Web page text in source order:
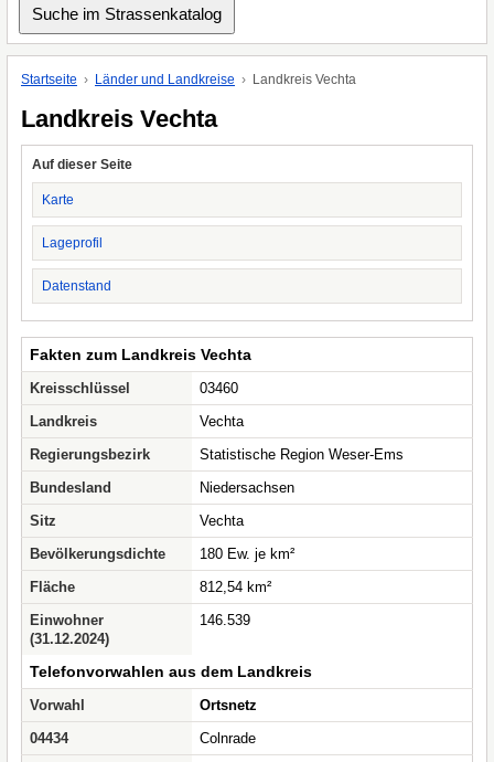
Startseite Länder und Landkreise Landkreis Vechta
Landkreis Vechta
Auf dieser Seite
Karte
Lageprofil
Datenstand
Fakten zum Landkreis Vechta
Kreisschlüssel
03460
Landkreis
Vechta
Regierungsbezirk
Statistische Region Weser-Ems
Bundesland
Niedersachsen
Sitz
Vechta
Bevölkerungsdichte
180 Ew. je km²
Fläche
812,54 km²
Einwohner
(31.12.2024)
146.539
Telefonvorwahlen aus dem Landkreis
Vorwahl
Ortsnetz
04434
Colnrade